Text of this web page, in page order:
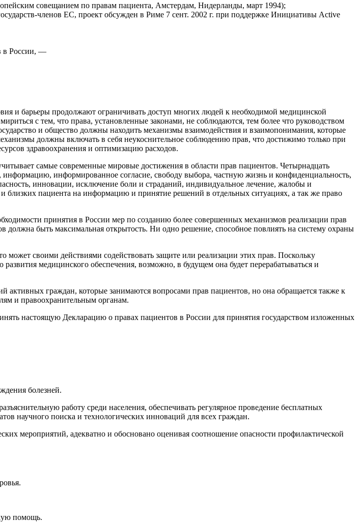
совещанием по правам пациента, Амстердам, Нидерланды, март 1994);
членов ЕС, проект обсужден в Риме 7 сент. 2002 г. при поддержке Инициативы Active
в России, —
и барьеры продолжают ограничивать доступ многих людей к необходимой медицинской
с тем, что права, установленные законами, не соблюдаются, тем более что руководством
и общество должны находить механизмы взаимодействия и взаимопонимания, которые
должны включать в себя неукоснительное соблюдению прав, что достижимо только при
здравоохранения и оптимизацию расходов.
самые современные мировые достижения в области прав пациентов. Четырнадцать
информированное согласие, свободу выбора, частную жизнь и конфиденциальность,
инновации, исключение боли и страданий, индивидуальное лечение, жалобы и
близких пациента на информацию и принятие решений в отдельных ситуациях, а так же право
принятия в России мер по созданию более совершенных механизмов реализации прав
быть максимальная открытость. Ни одно решение, способное повлиять на систему охраны
может своими действиями содействовать защите или реализации этих прав. Поскольку
медицинского обеспечения, возможно, в будущем она будет перерабатываться и
граждан, которые занимаются вопросами прав пациентов, но она обращается также к
и правоохранительным органам.
настоящую Декларацию о правах пациентов в России для принятия государством изложенных
болезней.
работу среди населения, обеспечивать регулярное проведение бесплатных
научного поиска и технологических инноваций для всех граждан.
мероприятий, адекватно и обосновано оценивая соотношение опасности профилактической
помощь.